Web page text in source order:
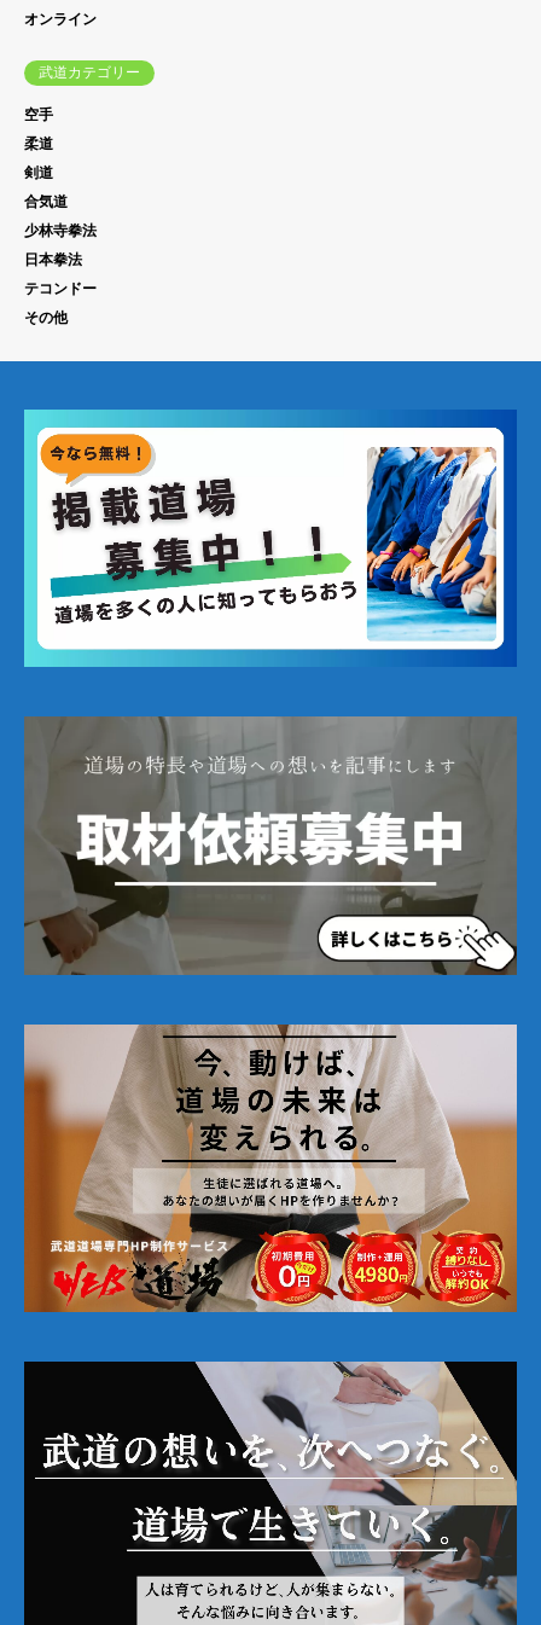
オンライン
武道カテゴリー
空手
柔道
剣道
合気道
少林寺拳法
日本拳法
テコンドー
その他